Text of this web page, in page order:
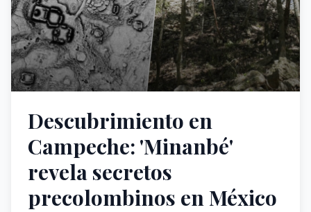
Descubrimiento en
Campeche: 'Minanbé'
revela secretos
precolombinos en México